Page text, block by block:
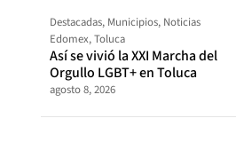
Destacadas, Municipios, Noticias
Edomex,Toluca
Así se vivió la XXI Marcha del
Orgullo LGBT+ en Toluca
agosto 8, 2026